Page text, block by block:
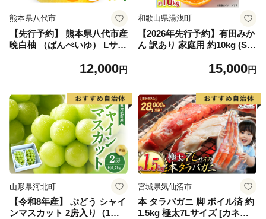
熊本県八代市
【先行予約】 熊本県八代市産
晩白柚 （ばんぺいゆ） Lサイ
もの フルーツ おやつ 特産 熊
12,000円
和歌山県湯浅町
【2026年先行予約】有田みか
ん 訳あり 家庭用 約10kg (S
ん フルーツ 柑橘 果物 果実
6098
15,000円
山形県河北町
【令和8年産】 ぶどう シャイ
ンマスカット 2房入り（1房6
宮城県気仙沼市
本 タラバガニ 脚 ボイル済 約
1.5kg 極太7Lサイズ [カネダ